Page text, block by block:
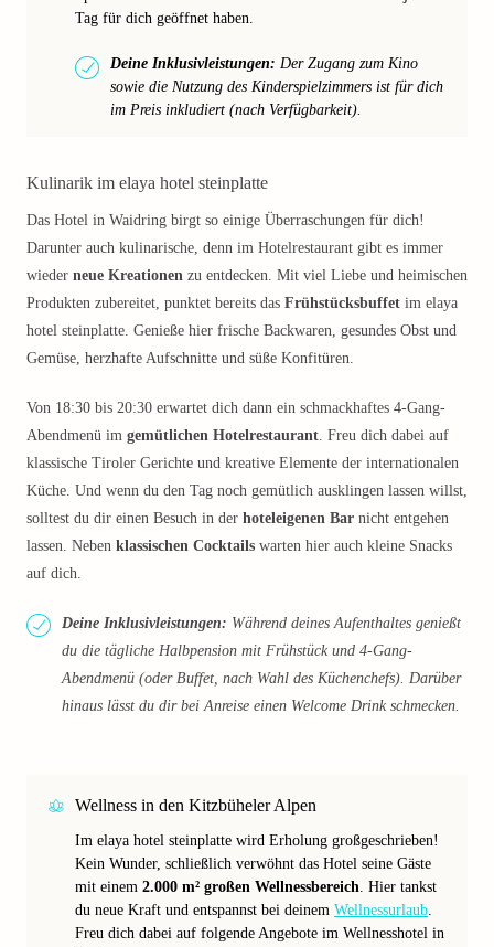
Tag für dich geöffnet haben.
Deine Inklusivleistungen: Der Zugang zum Kino
sowie die Nutzung des Kinderspielzimmers ist für dich
im Preis inkludiert (nach Verfügbarkeit).
Kulinarik im elaya hotel steinplatte
Das Hotel in Waidring birgt so einige Überraschungen für dich!
Darunter auch kulinarische, denn im Hotelrestaurant gibt es immer
wieder neue Kreationen zu entdecken. Mit viel Liebe und heimischen
Produkten zubereitet, punktet bereits das Frühstücksbuffet im elaya
hotel steinplatte. Genieße hier frische Backwaren, gesundes Obst und
Gemüse, herzhafte Aufschnitte und süße Konfitüren.
Von 18:30 bis 20:30 erwartet dich dann ein schmackhaftes 4-Gang-
Abendmenü im gemütlichen Hotelrestaurant. Freu dich dabei auf
klassische Tiroler Gerichte und kreative Elemente der internationalen
Küche. Und wenn du den Tag noch gemütlich ausklingen lassen willst,
solltest du dir einen Besuch in der hoteleigenen Bar nicht entgehen
lassen. Neben klassischen Cocktails warten hier auch kleine Snacks
auf dich.
Deine Inklusivleistungen: Während deines Aufenthaltes genießt
du die tägliche Halbpension mit Frühstück und 4-Gang-
Abendmenü (oder Buffet, nach Wahl des Küchenchefs). Darüber
hinaus lässt du dir bei Anreise einen Welcome Drink schmecken.
Wellness in den Kitzbüheler Alpen
Im elaya hotel steinplatte wird Erholung großgeschrieben!
Kein Wunder, schließlich verwöhnt das Hotel seine Gäste
mit einem 2.000 m² großen Wellnessbereich. Hier tankst
du neue Kraft und entspannst bei deinem Wellnessurlaub.
Freu dich dabei auf folgende Angebote im Wellnesshotel in